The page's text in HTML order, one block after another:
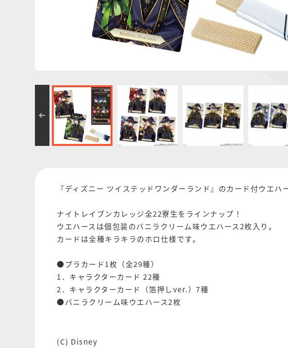
『ディズニー ツイステッドワンダーランド』のカード付ウエハ
ナイトレイブンカレッジ全22寮生をラインナップ！
ウエハースは個包装のバニラクリーム味ウエハース2枚入り。
カードは全種キラキラのホロ仕様です。
●プラカード1枚（全29種）
1．キャラクターカード 22種
2．キャラクターカード（箔押しver.）7種
●バニラクリーム味ウエハース2枚
(C) Disney